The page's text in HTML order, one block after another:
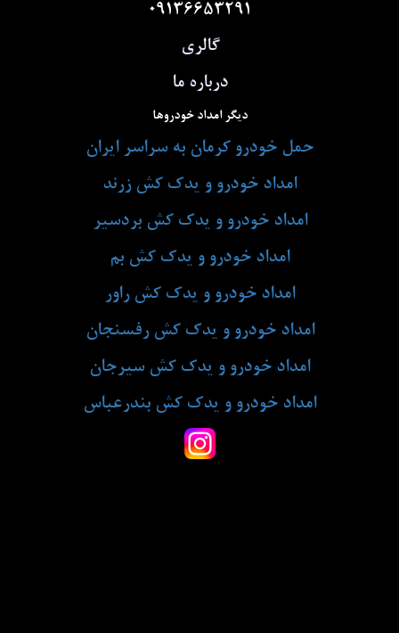
09136653291
گالری
درباره ما
دیگر امداد خودروها
حمل خودرو کرمان به سراسر ایران
امداد خودرو و یدک کش زرند
امداد خودرو و یدک کش بردسیر
امداد خودرو و یدک کش بم
امداد خودرو و یدک کش راور
امداد خودرو و یدک کش رفسنجان
امداد خودرو و یدک کش سیرجان
امداد خودرو و یدک کش بندرعباس